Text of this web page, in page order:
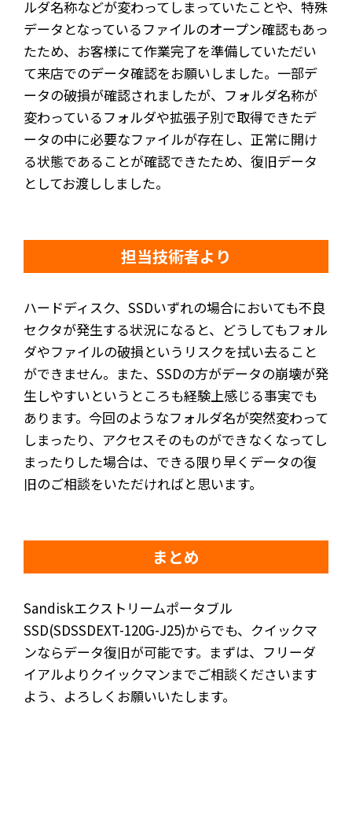
ルダ名称などが変わってしまっていたことや、特殊
データとなっているファイルのオープン確認もあっ
たため、お客様にて作業完了を準備していただい
て来店でのデータ確認をお願いしました。一部デ
ータの破損が確認されましたが、フォルダ名称が
変わっているフォルダや拡張子別で取得できたデ
ータの中に必要なファイルが存在し、正常に開け
る状態であることが確認できたため、復旧データ
としてお渡ししました。
担当技術者より
ハードディスク、SSDいずれの場合においても不良
セクタが発生する状況になると、どうしてもフォル
ダやファイルの破損というリスクを拭い去ること
ができません。また、SSDの方がデータの崩壊が発
生しやすいというところも経験上感じる事実でも
あります。今回のようなフォルダ名が突然変わって
しまったり、アクセスそのものができなくなってし
まったりした場合は、できる限り早くデータの復
旧のご相談をいただければと思います。
まとめ
Sandiskエクストリームポータブル
SSD(SDSSDEXT-120G-J25)からでも、クイックマ
ンならデータ復旧が可能です。まずは、フリーダ
イアルよりクイックマンまでご相談くださいます
よう、よろしくお願いいたします。